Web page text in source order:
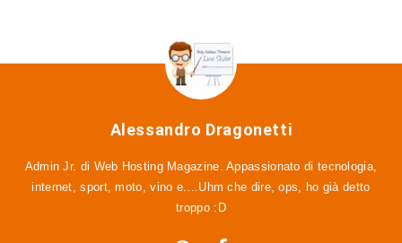
Alessandro Dragonetti
Admin Jr. di Web Hosting Magazine. Appassionato di tecnologia,
internet, sport, moto, vino e....Uhm che dire, ops, ho già detto
troppo :D